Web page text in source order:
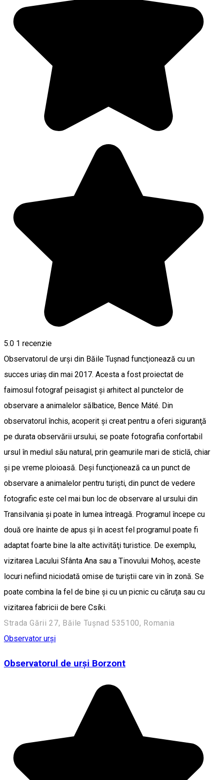
5.0 1 recenzie
Observatorul de urşi din Băile Tuşnad funcţionează cu un
succes uriaş din mai 2017. Acesta a fost proiectat de
faimosul fotograf peisagist şi arhitect al punctelor de
observare a animalelor sălbatice, Bence Máté. Din
observatorul închis, acoperit şi creat pentru a oferi siguranţă
pe durata observării ursului, se poate fotografia confortabil
ursul în mediul său natural, prin geamurile mari de sticlă, chiar
şi pe vreme ploioasă. Deşi funcţionează ca un punct de
observare a animalelor pentru turişti, din punct de vedere
fotografic este cel mai bun loc de observare al ursului din
Transilvania şi poate în lumea întreagă. Programul începe cu
două ore înainte de apus şi în acest fel programul poate fi
adaptat foarte bine la alte activităţi turistice. De exemplu,
vizitarea Lacului Sfânta Ana sau a Tinovului Mohoş, aceste
locuri nefiind niciodată omise de turiştii care vin în zonă. Se
poate combina la fel de bine și cu un picnic cu căruţa sau cu
vizitarea fabricii de bere Csíki.
Strada Gării 27, Băile Tușnad 535100, Romania
Observator urși
Observatorul de urși Borzont